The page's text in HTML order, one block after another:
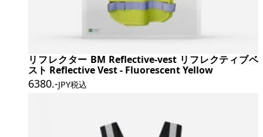
リフレクター BM Reflective-vest リフレクティブベ
スト Reflective Vest - Fluorescent Yellow
6380.-JPY税込